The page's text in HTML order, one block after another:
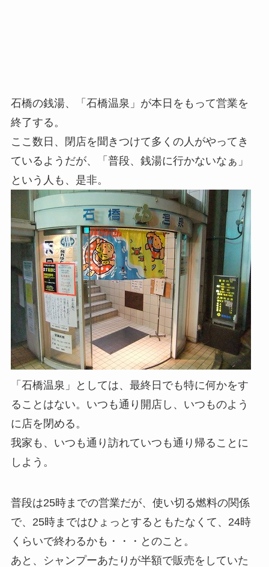
石橋の銭湯、「石橋温泉」が本日をもって営業を
終了する。
ここ数日、閉店を聞きつけて多くの人がやってき
ているようだが、「普段、銭湯に行かないなぁ」
という人も、是非。
「石橋温泉」としては、最終日でも特に何かをす
ることはない。いつも通り開店し、いつものよう
に店を閉める。
我家も、いつも通り訪れていつも通り帰ることに
しよう。
普段は25時までの営業だが、使い切る燃料の関係
で、25時まではひょっとするともたなくて、24時
くらいで終わるかも・・・とのこと。
あと、シャンプーあたりが半額で販売をしていた